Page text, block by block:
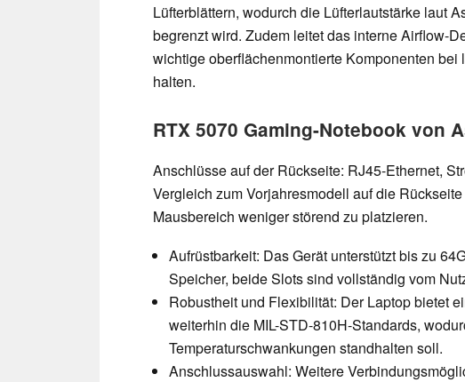
Lüfterblättern, wodurch die Lüfterlautstärke laut
begrenzt wird. Zudem leitet das interne Airflow-
wichtige oberflächenmontierte Komponenten
halten.
RTX 5070 Gaming-Notebook von
Anschlüsse auf der Rückseite: RJ45-Ethernet,
Vergleich zum Vorjahresmodell auf die
Mausbereich weniger störend zu platzieren.
Aufrüstbarkeit: Das Gerät unterstützt bis zu
Speicher, beide Slots sind vollständig vom
Robustheit und Flexibilität: Der Laptop bietet
weiterhin die MIL-STD-810H-Standards,
Temperaturschwankungen standhalten soll.
Anschlussauswahl: Weitere